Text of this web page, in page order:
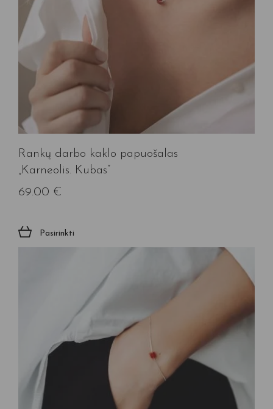
Rankų darbo kaklo papuošalas
„Karneolis. Kubas”
69.00 €
Pasirinkti